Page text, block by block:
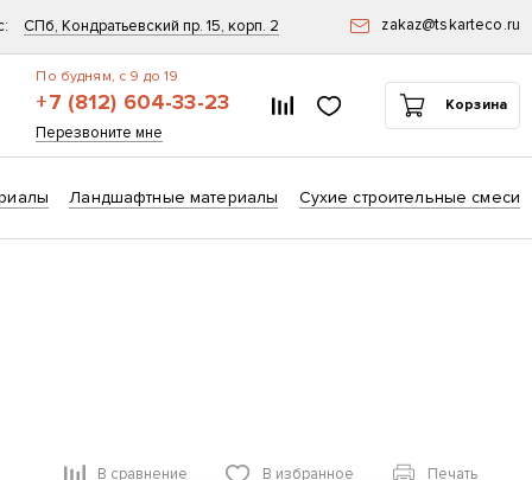
СПб, Кондратьевский пр. 15, корп. 2 zakaz@tskarteco.ru
По будням, с 9 до 19
+7 (812) 604-33-23
Перезвоните мне
Список сравнения
Избранное Корзина
Ландшафтные материалы Сухие строительные смеси
В сравнение В избранное Печать